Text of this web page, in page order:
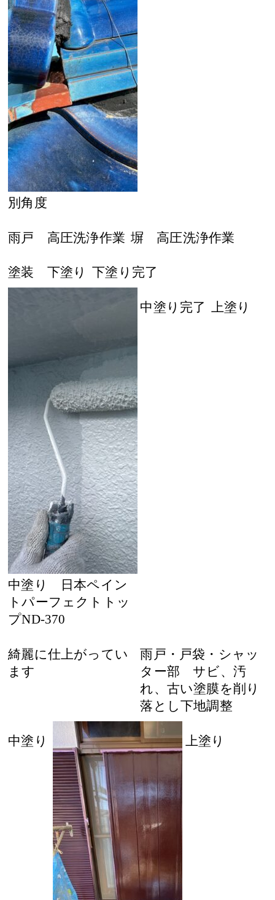
別角度
雨戸 高圧洗浄作業 塀 高圧洗浄作業
塗装 下塗り 下塗り完了
中塗り 日本ペイン
トパーフェクトトッ
プND-370
中塗り完了 上塗り
綺麗に仕上がってい
ます
雨戸・戸袋・シャッ
ター部 サビ、汚
れ、古い塗膜を削り
落とし下地調整
中塗り 上塗り